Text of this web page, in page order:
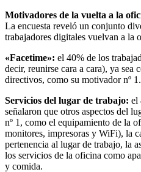
Motivadores de la vuelta a la
La encuesta reveló un conjunto
trabajadores digitales vuelvan a la
«Facetime»: el 40% de los
decir, reunirse cara a cara), ya sea
directivos, como su motivador nº 1.
Servicios del lugar de trabajo: el
señalaron que otros aspectos del
nº 1, como el equipamiento de la
monitores, impresoras y WiFi), la
pertenencia al lugar de trabajo, la
los servicios de la oficina como
y comida.